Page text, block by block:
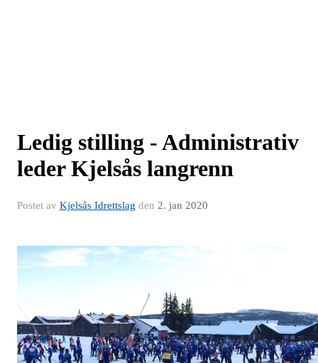
Ledig stilling - Administrativ
leder Kjelsås langrenn
Postet av Kjelsås Idrettslag den 2. jan 2020